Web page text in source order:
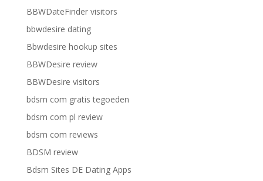
BBWDateFinder visitors
bbwdesire dating
Bbwdesire hookup sites
BBWDesire review
BBWDesire visitors
bdsm com gratis tegoeden
bdsm com pl review
bdsm com reviews
BDSM review
Bdsm Sites DE Dating Apps